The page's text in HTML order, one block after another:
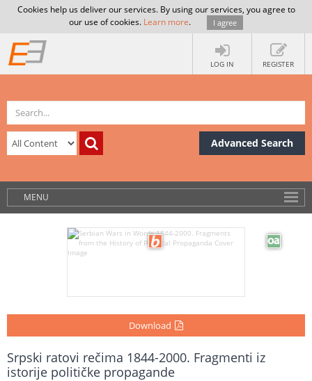
Cookies help us deliver our services. By using our services, you agree to
our use of cookies. Learn more. I agree
LOG IN REGISTER
Advanced Search
MENU
Download
Srpski ratovi rečima 1844-2000. Fragmenti iz
istorije političke propagande